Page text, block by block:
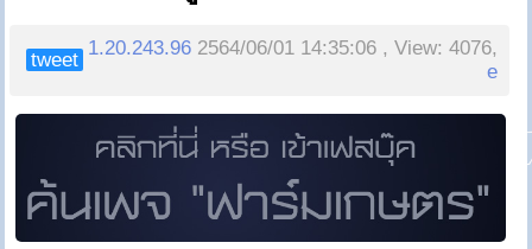
tweet
1.20.243.96 2564/06/01 14:35:06 , View: 4076,
e